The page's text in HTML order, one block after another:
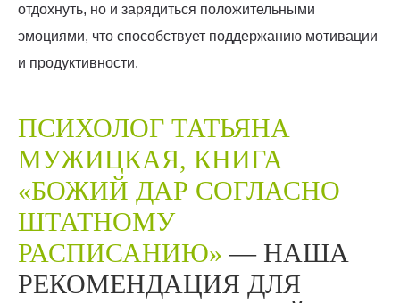
отдохнуть, но и зарядиться положительными
эмоциями, что способствует поддержанию мотивации
и продуктивности.
ПСИХОЛОГ ТАТЬЯНА
МУЖИЦКАЯ, КНИГА
«БОЖИЙ ДАР СОГЛАСНО
ШТАТНОМУ
РАСПИСАНИЮ» — НАША
РЕКОМЕНДАЦИЯ ДЛЯ